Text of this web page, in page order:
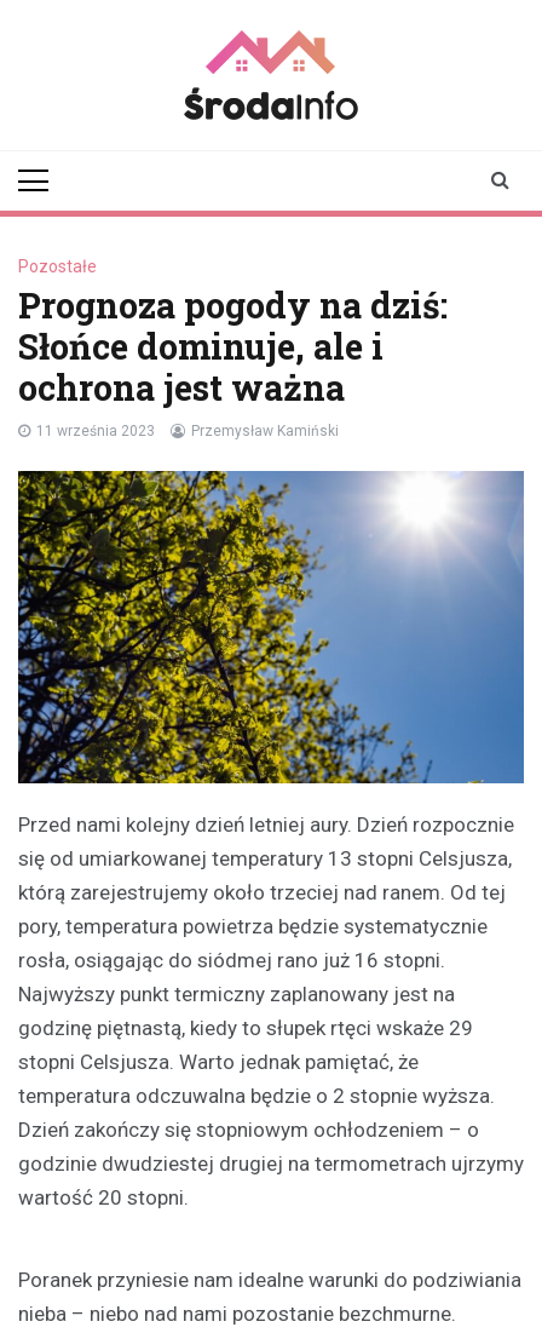
Pozostałe
Prognoza pogody na dziś:
Słońce dominuje, ale i
ochrona jest ważna
11 września 2023 Przemysław Kamiński
Przed nami kolejny dzień letniej aury. Dzień rozpocznie
się od umiarkowanej temperatury 13 stopni Celsjusza,
którą zarejestrujemy około trzeciej nad ranem. Od tej
pory, temperatura powietrza będzie systematycznie
rosła, osiągając do siódmej rano już 16 stopni.
Najwyższy punkt termiczny zaplanowany jest na
godzinę piętnastą, kiedy to słupek rtęci wskaże 29
stopni Celsjusza. Warto jednak pamiętać, że
temperatura odczuwalna będzie o 2 stopnie wyższa.
Dzień zakończy się stopniowym ochłodzeniem – o
godzinie dwudziestej drugiej na termometrach ujrzymy
wartość 20 stopni.
Poranek przyniesie nam idealne warunki do podziwiania
nieba – niebo nad nami pozostanie bezchmurne.